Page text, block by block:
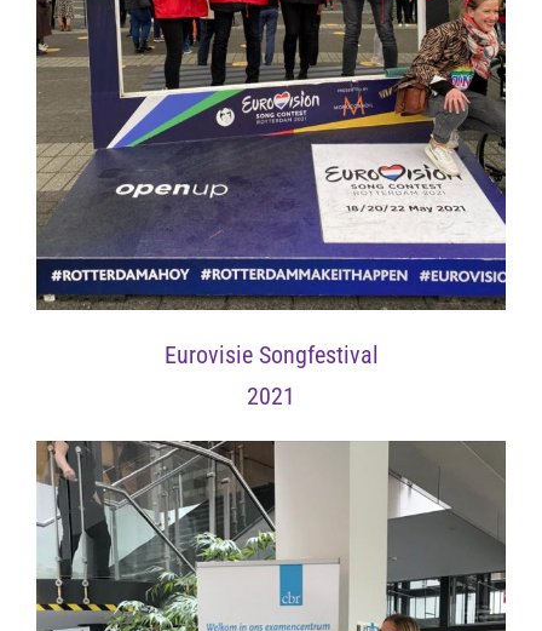
Eurovisie Songfestival
2021